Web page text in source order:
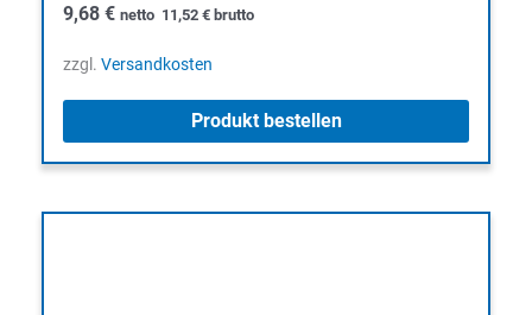
9,68 € netto 11,52 € brutto
zzgl. Versandkosten
Produkt bestellen